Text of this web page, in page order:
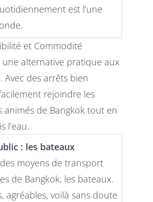
est l’une
et Commodité
alternative pratique aux
des arrêts bien
rejoindre les
de Bangkok tout en
l’eau.
: les bateaux
moyens de transport
de Bangkok, les bateaux.
agréables, voilà sans doute